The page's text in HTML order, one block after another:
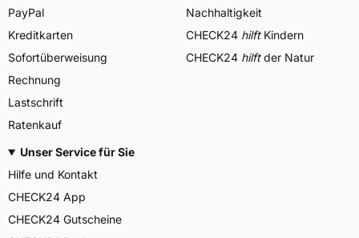
PayPal
Kreditkarten
Sofortüberweisung
Rechnung
Lastschrift
Ratenkauf
Nachhaltigkeit
CHECK24 hilftKindern
CHECK24 hilftder Natur
Unser Service für Sie
Hilfe und Kontakt
CHECK24 App
CHECK24 Gutscheine